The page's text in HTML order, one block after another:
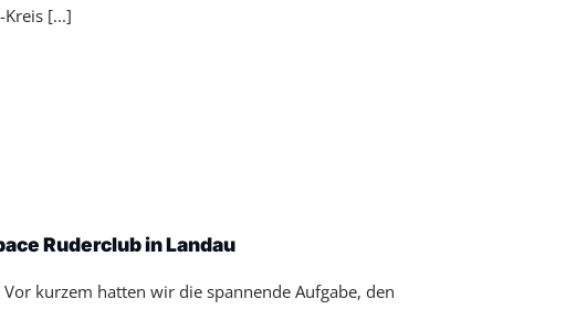
[...]
Ruderclub in Landau
kurzem hatten wir die spannende Aufgabe, den